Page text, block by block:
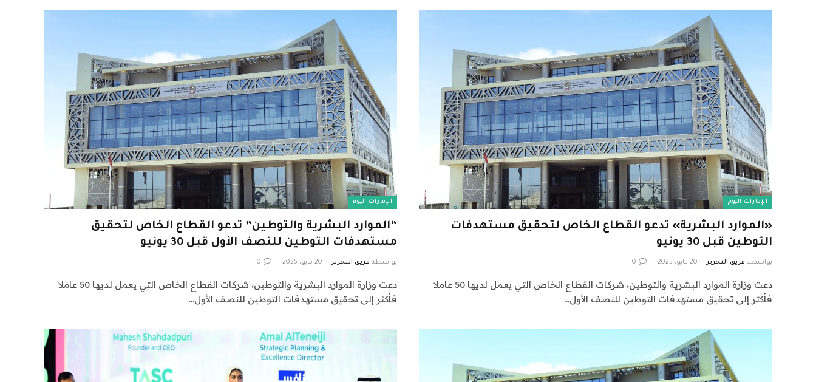
الإمارات اليوم
«الموارد البشرية» تدعو القطاع الخاص لتحقيق مستهدفات
التوطين قبل 30 يونيو
بواسطة فريق التحرير 20 مايو، 2025 0
دعت وزارة الموارد البشرية والتوطين، شركات القطاع الخاص التي يعمل لديها 50 عاملا
فأكثر إلى تحقيق مستهدفات التوطين للنصف الأول…
الإمارات اليوم
“الموارد البشرية والتوطين” تدعو القطاع الخاص لتحقيق
مستهدفات التوطين للنصف الأول قبل 30 يونيو
بواسطة فريق التحرير 20 مايو، 2025 0
دعت وزارة الموارد البشرية والتوطين، شركات القطاع الخاص التي يعمل لديها 50 عاملا
فأكثر إلى تحقيق مستهدفات التوطين للنصف الأول…